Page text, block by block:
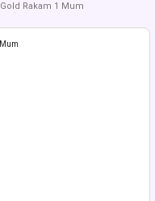
Gold Rakam 1 Mum